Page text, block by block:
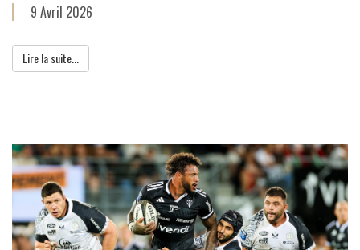
9 Avril 2026
Lire la suite...